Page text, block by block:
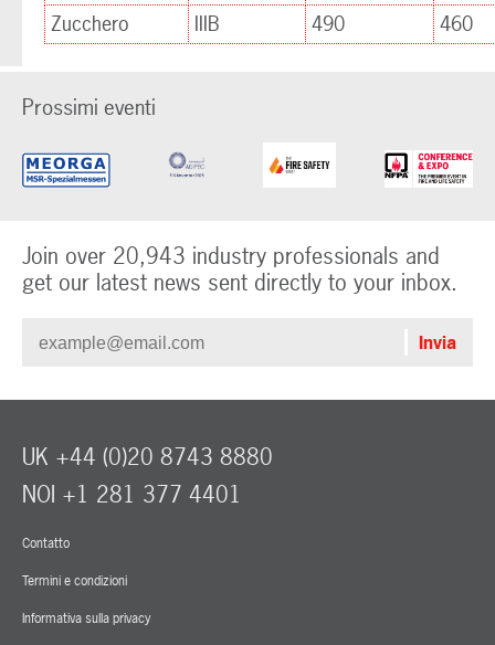
Zucchero
IIIB 490 460
Prossimi eventi
Join over 20,943 industry professionals and
get our latest news sent directly to your inbox.
Contatto
Termini e condizioni
Informativa sulla privacy
UK +44 (0)20 8743 8880
NOI +1 281 377 4401